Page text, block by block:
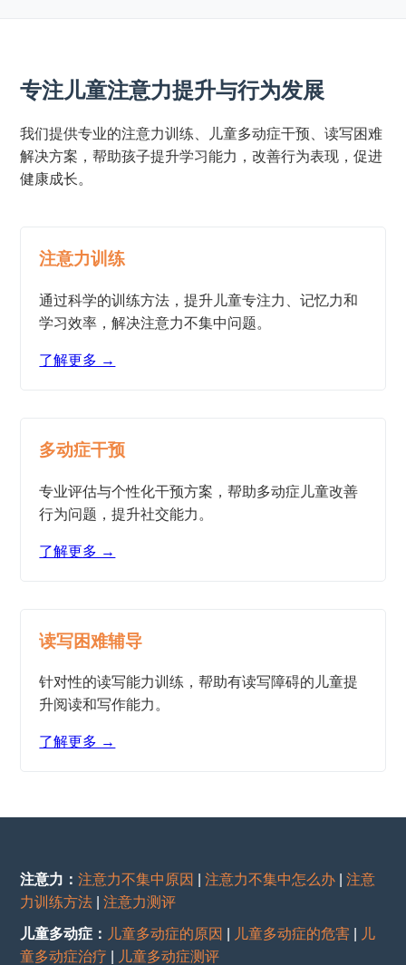
专注儿童注意力提升与行为发展
我们提供专业的注意力训练、儿童多动症干预、读写困难
解决方案，帮助孩子提升学习能力，改善行为表现，促进
健康成长。
注意力训练
通过科学的训练方法，提升儿童专注力、记忆力和
学习效率，解决注意力不集中问题。
了解更多 →
多动症干预
专业评估与个性化干预方案，帮助多动症儿童改善
行为问题，提升社交能力。
了解更多 →
读写困难辅导
针对性的读写能力训练，帮助有读写障碍的儿童提
升阅读和写作能力。
了解更多 →
注意力：注意力不集中原因 |注意力不集中怎么办 |注意
力训练方法 |注意力测评
儿童多动症： 儿童多动症的原因 儿童多动症的危害
儿
童多动症治疗
儿童多动症测评